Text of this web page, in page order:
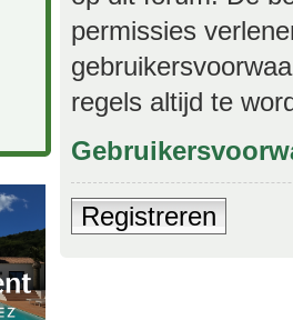
permissies
regels altijd te
Registreren